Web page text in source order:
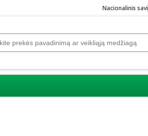
Nacionalinis